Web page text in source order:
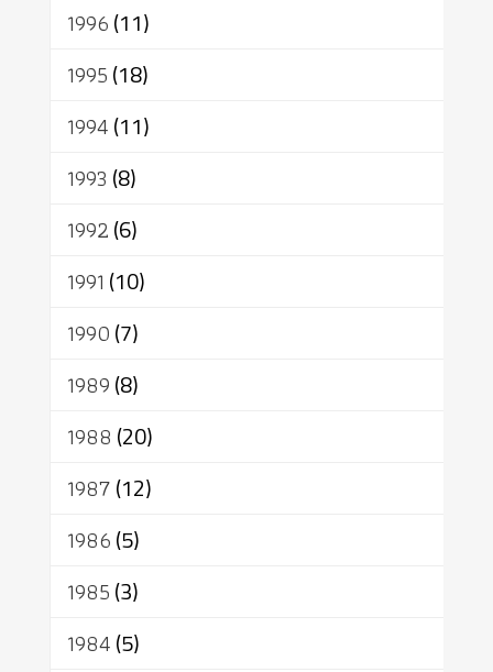
1996(11)
1995(18)
1994(11)
1993 (8)
1992(6)
1991 (10)
1990(7)
1989(8)
1988 (20)
1987(12)
1986(5)
1985(3)
1984(5)